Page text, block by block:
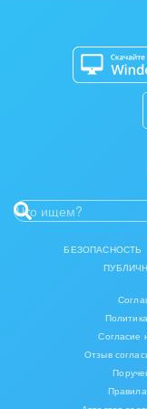
Интерьер,
Мебель, лес,
Медицина и
Металлургия
Кибербезопасность
Битрикс24 Маркет
Разработчикам
БЕЗОПАСНОСТЬ
Согласие
Отзыв